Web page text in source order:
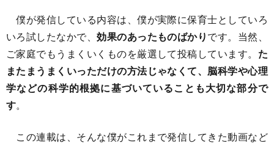
僕が発信している内容は、僕が実際に保育士としていろ
いろ試したなかで、効果のあったものばかりです。当然、
ご家庭でもうまくいくものを厳選して投稿しています。 た
またまうまくいっただけの方法じゃなくて、脳科学や心理
学などの科学的根拠に基づいていることも大切な部分で
す。
この連載は、そんな僕がこれまで発信してきた動画など